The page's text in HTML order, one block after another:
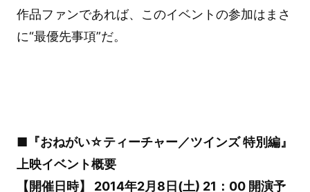
作品ファンであれば、このイベントの参加はまさ
に“最優先事項”だ。
■『おねがい☆ティーチャー／ツインズ 特別編』
上映イベント概要
【開催日時】 2014年2月8日(土) 21：00 開演予